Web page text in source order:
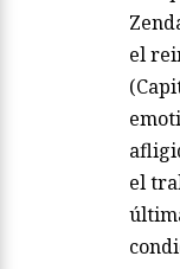
el
el